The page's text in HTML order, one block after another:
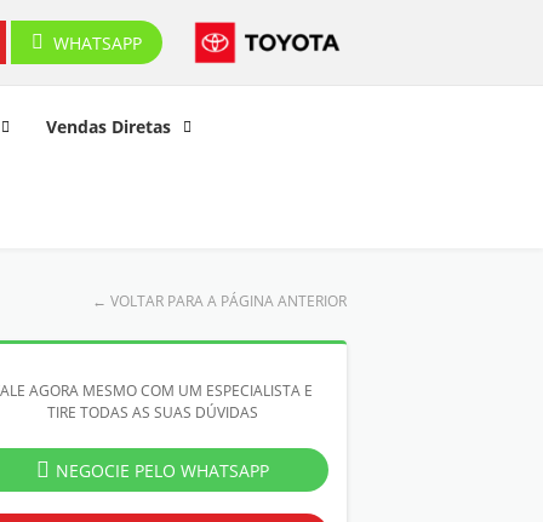
WHATSAPP
Vendas Diretas
← VOLTAR PARA A PÁGINA ANTERIOR
AGORA MESMO COM UM ESPECIALISTA E
TIRE TODAS AS SUAS DÚVIDAS
NEGOCIE PELO WHATSAPP